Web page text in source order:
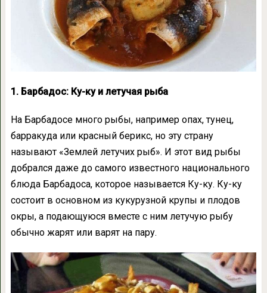
1. Барбадос: Ку-ку и летучая рыба
На Барбадосе много рыбы, например опах, тунец,
барракуда или красный берикс, но эту страну
называют «Землей летучих рыб». И этот вид рыбы
добрался даже до самого известного национального
блюда Барбадоса, которое называется Ку-ку. Ку-ку
состоит в основном из кукурузной крупы и плодов
окры, а подающуюся вместе с ним летучую рыбу
обычно жарят или варят на пару.